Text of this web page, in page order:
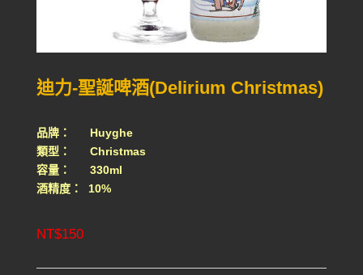
迪力-聖誕啤酒(Delirium Christmas)
品牌： Huyghe
類型： Christmas
容量： 330ml
酒精度： 10%
NT$150